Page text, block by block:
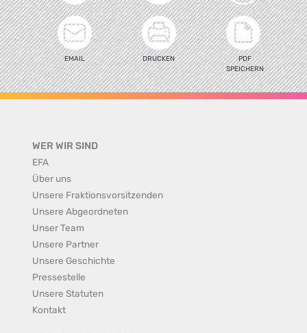
EMAIL DRUCKEN
PDF
SPEICHERN
WER WIR SIND
EFA
Über uns
Unsere Fraktionsvorsitzenden
Unsere Abgeordneten
Unser Team
Unsere Partner
Unsere Geschichte
Pressestelle
Unsere Statuten
Kontakt